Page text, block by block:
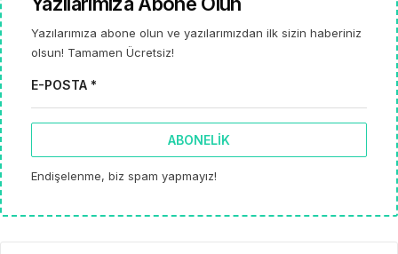
Yazılarımıza abone olun ve yazılarımızdan ilk sizin haberiniz
olsun! Tamamen Ücretsiz!
E-POSTA *
ABONELIK
Endişelenme, biz spam yapmayız!